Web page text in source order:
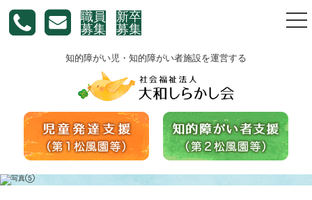
職員
募集
新卒
募集
知的障がい児・知的障がい者施設を運営する